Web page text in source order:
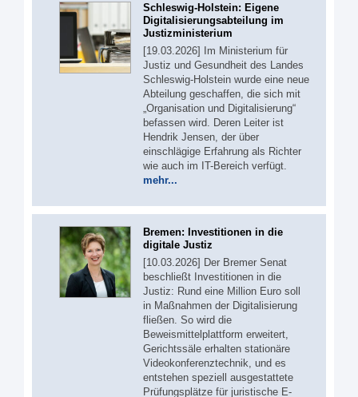
Schleswig-Holstein: Eigene
Digitalisierungsabteilung im
Justizministerium
[19.03.2026] Im Ministerium für
Justiz und Gesundheit des Landes
Schleswig-Holstein wurde eine neue
Abteilung geschaffen, die sich mit
„Organisation und Digitalisierung“
befassen wird. Deren Leiter ist
Hendrik Jensen, der über
einschlägige Erfahrung als Richter
wie auch im IT-Bereich verfügt.
mehr...
Bremen: Investitionen in die
digitale Justiz
[10.03.2026] Der Bremer Senat
beschließt Investitionen in die
Justiz: Rund eine Million Euro soll
in Maßnahmen der Digitalisierung
fließen. So wird die
Beweismittelplattform erweitert,
Gerichtssäle erhalten stationäre
Videokonferenztechnik, und es
entstehen speziell ausgestattete
Prüfungsplätze für juristische E-